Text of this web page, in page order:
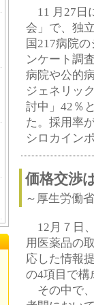
11 月27日
会」で、独
国217病院
ンケート調
病院や公的
ジェネリッ
討中」42％
た。採用率
シロカイン
価格交渉
～厚生労働
12月７日
用医薬品の
応した情報
の4項目で構
その中で